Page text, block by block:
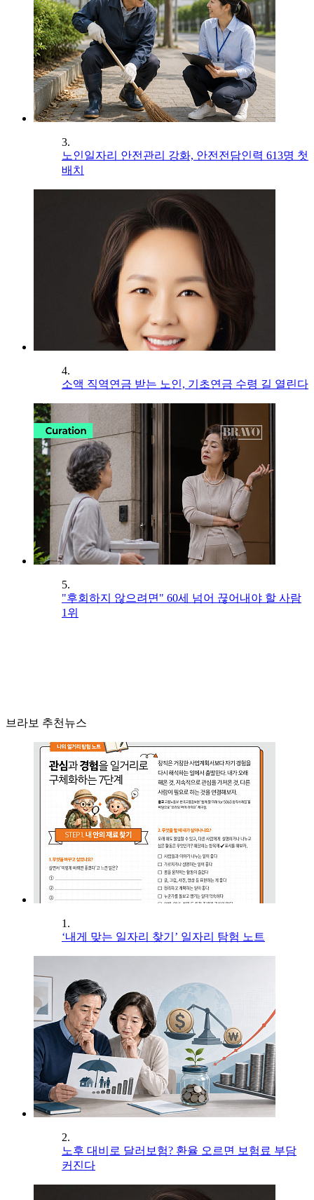
3.
노인일자리 안전관리 강화, 안전전담인력 613명 첫
배치
4.
소액 직역연금 받는 노인, 기초연금 수령 길 열린다
5.
"후회하지 않으려면" 60세 넘어 끊어내야 할 사람
1위
브라보 추천뉴스
1.
‘내게 맞는 일자리 찾기’ 일자리 탐험 노트
2.
노후 대비로 달러보험? 환율 오르면 보험료 부담
커진다